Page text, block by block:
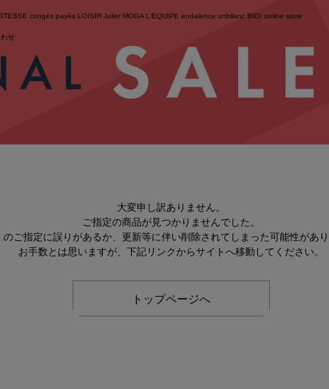
congés payés LOISIR Julier MOGA L'EQUIPE endalence unbilanc BIGI online store
せ
大変申し訳ありません。
ご指定の商品が見つかりませんでした。
のご指定に誤りがあるか、更新等に伴い削除されてしまった可能性があ
お手数とは思いますが、下記リンクからサイトへ移動してください。
トップページへ